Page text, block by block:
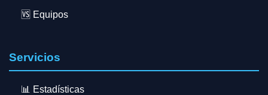
🆚 Equipos
Servicios
📊 Estadísticas